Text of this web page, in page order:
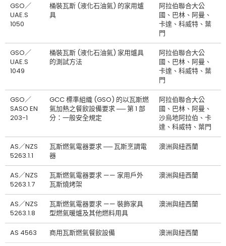
GSO／
UAE.S
1050
桶裝瓦斯 (液化石油氣) 的家用爐
具
阿拉伯聯合大公
國、巴林、阿曼、
卡達、科威特、葉
門
GSO／
UAE.S
1049
桶裝瓦斯 (液化石油氣) 家用爐具
的測試方法
阿拉伯聯合大公
國、巴林、阿曼、
卡達、科威特、葉
門
GSO／
SASO EN
203-1
GCC 標準組織 (GSO) 的以瓦斯燃
氣加熱之餐飲設備要求 ── 第 1 部
分：一般安全規定
阿拉伯聯合大公
國、巴林、阿曼、
沙烏地阿拉伯、卡
達、科威特、葉門
AS／NZS
5263.1.1
瓦斯燃氣電器要求 ── 瓦斯烹調電
器
澳洲與紐西蘭
AS／NZS
5263.1.7
瓦斯燃氣電器要求 —— 家用戶外
瓦斯燒烤架
澳洲與紐西蘭
AS／NZS
5263.1.8
瓦斯燃氣電器要求 —— 裝飾家具
型燃氣暖爐及其他燃料用具
澳洲與紐西蘭
AS 4563 商用瓦斯燃氣餐飲設備 澳洲與紐西蘭